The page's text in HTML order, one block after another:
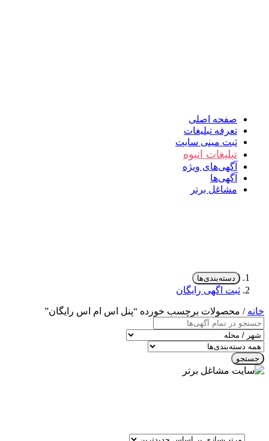
صفحه اصلی
تعرفه تبلیغات
ثبت مینی سایت
تبلیغات انبوه
آگهی‌های ویژه
آگهی‌ها
مشاغل برتر
دسته‌بندی‌ها
ثبت اگهی رایگان
خانه / محصولات برچسب خورده “پنل اس ام اس رایگان”
جستجو